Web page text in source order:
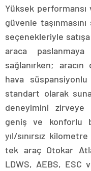
Yüksek
güvenle
seçenekleriyle
araca
sağlanırken; aracın
hava
standart olarak
deneyimini zirveye
geniş ve konforlu
yıl/sınırsız
tek araç Otokar
LDWS, AEBS, ESC